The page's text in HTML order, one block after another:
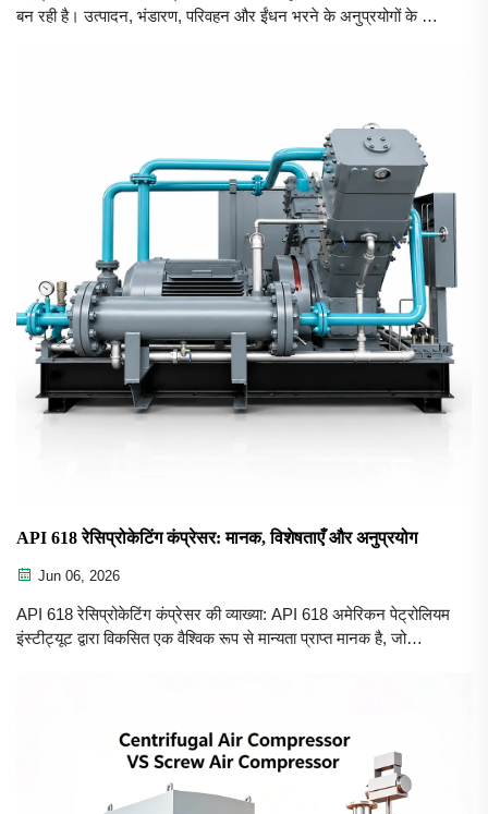
बन रही है। उत्पादन, भंडारण, परिवहन और ईंधन भरने के अनुप्रयोगों के लिए
API 618 रेसिप्रोकेटिंग कंप्रेसर: मानक, विशेषताएँ और अनुप्रयोग
Jun 06, 2026
API 618 रेसिप्रोकेटिंग कंप्रेसर की व्याख्या: API 618 अमेरिकन पेट्रोलियम
इंस्टीट्यूट द्वारा विकसित एक वैश्विक रूप से मान्यता प्राप्त मानक है, जो